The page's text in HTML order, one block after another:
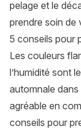
pelage et le
prendre soin de
5 conseils pour
Les couleurs
l’humidité sont
automnale
agréable en
conseils pour